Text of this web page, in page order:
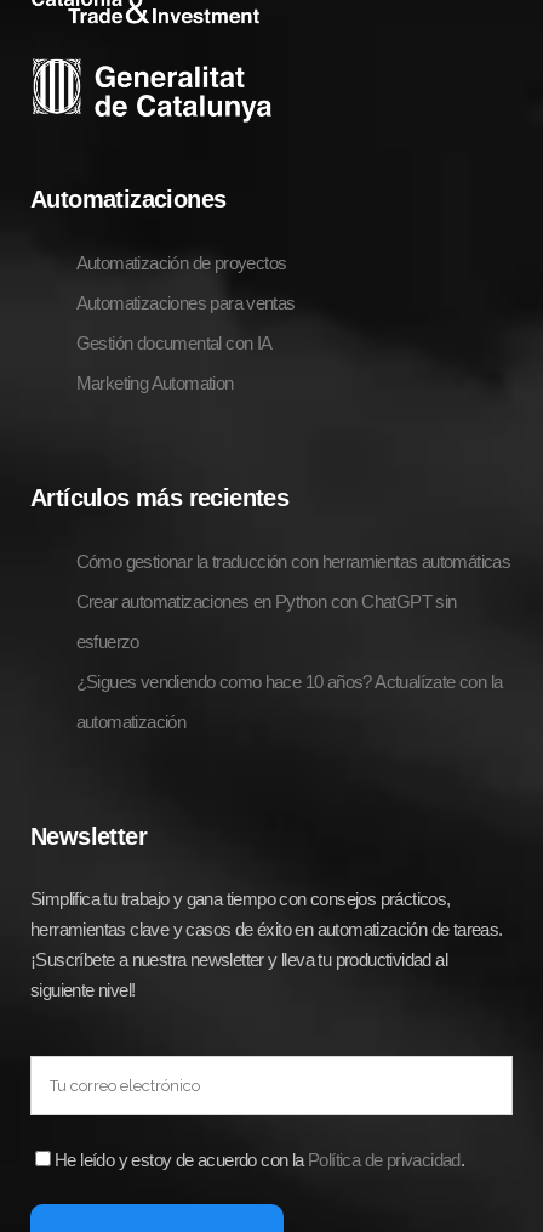
Automatizaciones
Automatización de proyectos
Automatizaciones para ventas
Gestión documental con IA
Marketing Automation
Artículos más recientes
Cómo gestionar la traducción con herramientas automáticas
Crear automatizaciones en Python con ChatGPT sin
esfuerzo
¿Sigues vendiendo como hace 10 años? Actualízate con la
automatización
Newsletter
Simplifica tu trabajo y gana tiempo con consejos prácticos,
herramientas clave y casos de éxito en automatización de tareas.
¡Suscríbete a nuestra newsletter y lleva tu productividad al
siguiente nivel!
He leído y estoy de acuerdo con la Política de privacidad.